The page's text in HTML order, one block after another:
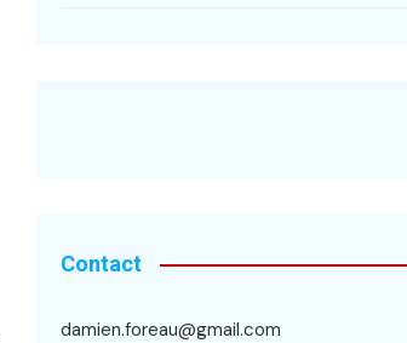
Contact
damien.foreau@gmail.com